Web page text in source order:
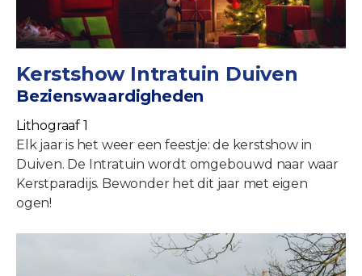
Kerstshow Intratuin Duiven
Bezienswaardigheden
Lithograaf 1
Elk jaar is het weer een feestje: de kerstshow in
Duiven. De Intratuin wordt omgebouwd naar waar
Kerstparadijs. Bewonder het dit jaar met eigen
ogen!